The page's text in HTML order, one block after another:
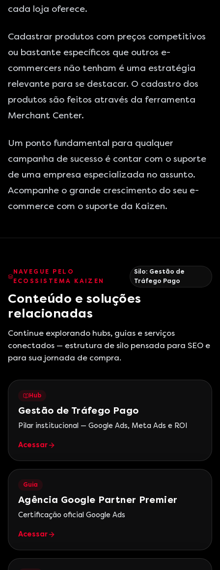
cada loja oferece.
Cadastrar produtos com preços competitivos
ou bastante específicos que outros e-
commercers não tenham é uma estratégia
relevante para se destacar. O cadastro dos
produtos são feitos através da ferramenta
Merchant Center.
Um ponto fundamental para qualquer
campanha de sucesso é contar com o suporte
de uma empresa especializada no assunto.
Acompanhe o grande crescimento do seu e-
commerce com o suporte da Kaizen.
NAVEGUE PELO
ECOSSISTEMA KAIZEN
Silo: Gestão de
Tráfego Pago
Conteúdo e soluções
relacionadas
Continue explorando hubs, guias e serviços
conectados — estrutura de silo pensada para SEO e
para sua jornada de compra.
Hub
Gestão de Tráfego Pago
Pilar institucional — Google Ads, Meta Ads e ROI
Acessar
Guia
Agência Google Partner Premier
Certificação oficial Google Ads
Acessar